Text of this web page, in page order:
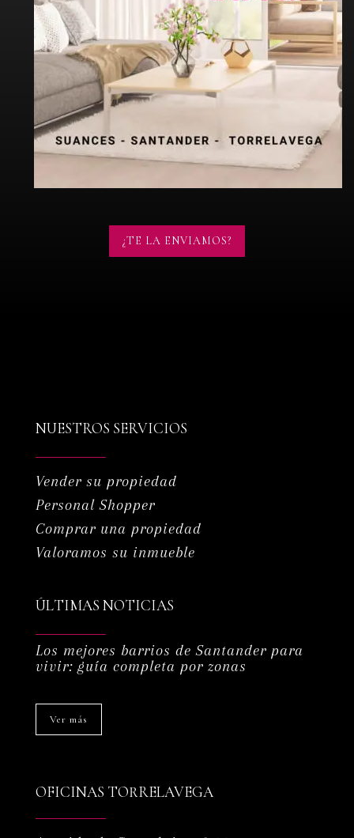
¿TE LA ENVIAMOS?
NUESTROS SERVICIOS
Vender su propiedad
Personal Shopper
Comprar una propiedad
Valoramos su inmueble
ÚLTIMAS NOTICIAS
Los mejores barrios de Santander para
vivir: guía completa por zonas
Ver más
OFICINAS TORRELAVEGA